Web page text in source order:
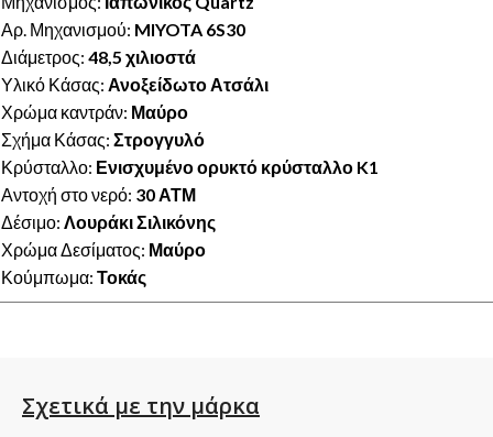
Αρ. Μηχανισμού: MIYOTA 6S30
Διάμετρος: 48,5 χιλιοστά
Υλικό Κάσας: Ανοξείδωτο Ατσάλι
Χρώμα καντράν: Μαύρο
Σχήμα Κάσας: Στρογγυλό
Κρύσταλλο: Ενισχυμένο ορυκτό κρύσταλλο K1
Αντοχή στο νερό: 30 ΑΤΜ
Δέσιμο: Λουράκι Σιλικόνης
Χρώμα Δεσίματος: Μαύρο
Κούμπωμα: Τοκάς
Σχετικά με την μάρκα